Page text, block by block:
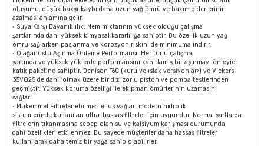
oluşumu, düşük bakşr kaybı daha uzun yağ ömrü ve bakım giderlerinin
azalması anlamına gelir.
• Suya Karşı Dayanıklılık: Nem miktarının yüksek olduğu çalışma
şartlarında dahi yüksek kimyasal kararlılığa sahiptir. Bu özellik uzun yağ
ömrü sağlarken paslanma ve korozyon riskini de minimuma indirir.
• Olağanüstü Aşınma Önleme Performansı: Her türlü çalışma
şartında ve yüksek yüklerde performansını kanıtlamış bir aşınmayı önleyici
katık paketine sahiptir. Denison T6C (kuru ve ıslak versiyonlar›) ve Vickers
35VQ25 de dahil olmak üzere bir dizi zorlu piston ve pompa testlerinden
geçmiştir. Yüksek koruma özelliği ile ekipman ömürlerinin uzamasını
sağlar.
• Mükemmel Filtrelenebilme: Tellus yağları modern hidrolik
sistemlerinde kullanılan ultra-hassas filtreler için uygundur. Normal şartlarda
filtrelerin tıkanmasına sebep olan su ve kalsiyum karışması durumunda
dahi özellikleri etkilenmez. Bu sayede müşteriler daha hassas filtreler
kullanılarak daha temiz bir yağa sahip olabilirler.